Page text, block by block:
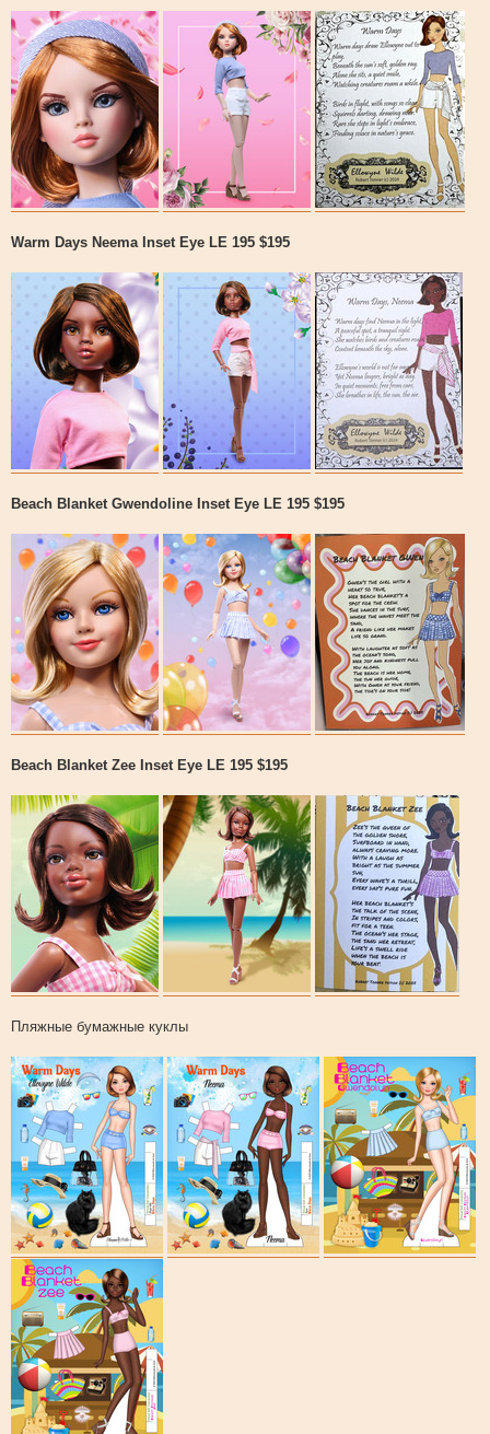
Warm Days Neema Inset Eye LE 195 $195
Beach Blanket Gwendoline Inset Eye LE 195 $195
Beach Blanket Zee Inset Eye LE 195 $195
Пляжные бумажные куклы